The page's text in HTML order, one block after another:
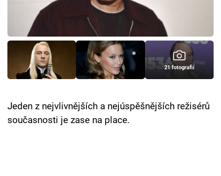
Cool Esport
Pořady
TV Program
Přihlášení
21 fotografií
Jeden z nejvlivnějších a nejúspěšnějších režisérů
současnosti je zase na place.